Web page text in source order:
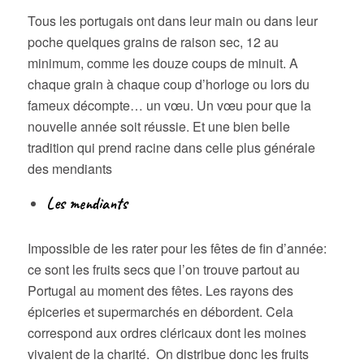
Tous les portugais ont dans leur main ou dans leur
poche quelques grains de raison sec, 12 au
minimum, comme les douze coups de minuit. A
chaque grain à chaque coup d’horloge ou lors du
fameux décompte… un vœu. Un vœu pour que la
nouvelle année soit réussie. Et une bien belle
tradition qui prend racine dans celle plus générale
des mendiants
Les mendiants
Impossible de les rater pour les fêtes de fin d’année:
ce sont les fruits secs que l’on trouve partout au
Portugal au moment des fêtes. Les rayons des
épiceries et supermarchés en débordent. Cela
correspond aux ordres cléricaux dont les moines
vivaient de la charité. On distribue donc les fruits